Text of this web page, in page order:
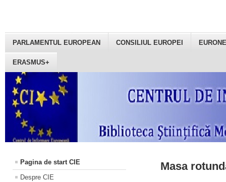
PARLAMENTUL EUROPEAN CONSILIUL EUROPEI
ERASMUS+
Pagina de start CIE
Despre CIE
Masa